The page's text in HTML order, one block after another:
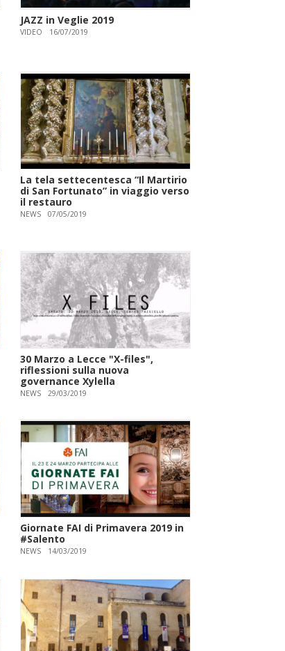
JAZZ in Veglie 2019
VIDEO 16/07/2019
La tela settecentesca “Il Martirio
di San Fortunato” in viaggio verso
il restauro
NEWS 07/05/2019
30 Marzo a Lecce "X-files",
riflessioni sulla nuova
governance Xylella
NEWS 29/03/2019
Giornate FAI di Primavera 2019 in
#Salento
NEWS 14/03/2019